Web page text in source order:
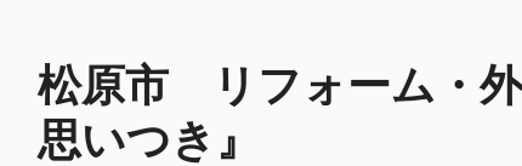
松原市 リフォーム・
思いつき』